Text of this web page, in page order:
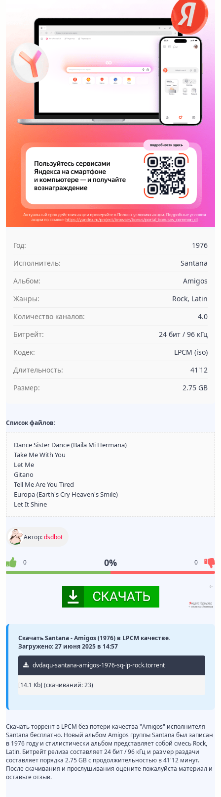
Год:
1976
Исполнитель:
Santana
Альбом:
Amigos
Жанры:
Rock, Latin
Количество каналов:
4.0
Битрейт:
24 бит / 96 кГц
Кодек:
LPCM (iso)
Длительность:
41'12
Размер:
2.75 GB
Список файлов:
Dance Sister Dance (Baila Mi Hermana)
Take Me With You
Let Me
Gitano
Tell Me Are You Tired
Europa (Earth's Cry Heaven's Smile)
Let It Shine
Автор:dsdbot
0 0% 0
Скачать Santana - Amigos (1976) в LPCM качестве.
Загружено: 27 июня 2025 в 14:57
dvdaqu-santana-amigos-1976-sq-lp-rock.torrent
[14.1 Kb] (cкачиваний: 23)
Скачать торрент в LPCM без потери качества "Amigos" исполнителя
Santana бесплатно. Новый альбом Amigos группы Santana был записан
в 1976 году и стилистически альбом представляет собой смесь Rock,
Latin. Битрейт релиза составляет 24 бит / 96 кГц и размер раздачи
составляет порядка 2.75 GB с продолжительностью в 41'12 минут.
После скачивания и прослушивания оцените пожалуйста материал и
оставьте отзыв.